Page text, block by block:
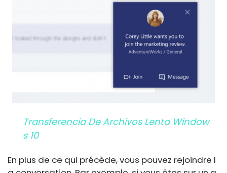
Transferencia De Archivos Lenta Window
S 10
En plus de ce qui précède, vous pouvez rejoindre l